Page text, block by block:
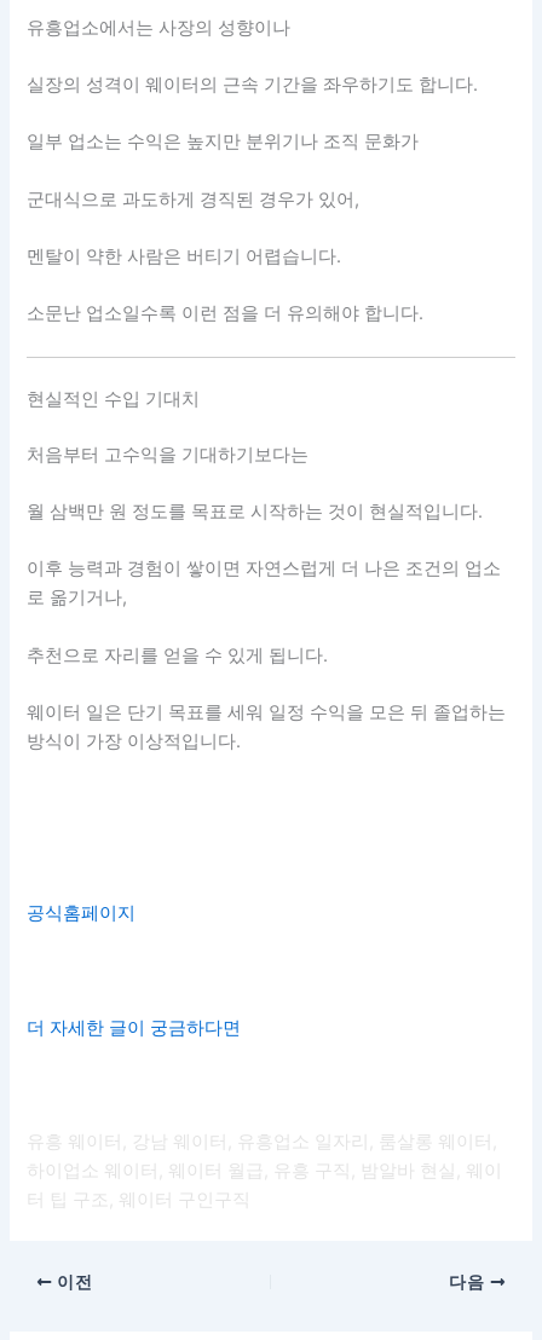
유흥업소에서는 사장의 성향이나
실장의 성격이 웨이터의 근속 기간을 좌우하기도 합니다.
일부 업소는 수익은 높지만 분위기나 조직 문화가
군대식으로 과도하게 경직된 경우가 있어,
멘탈이 약한 사람은 버티기 어렵습니다.
소문난 업소일수록 이런 점을 더 유의해야 합니다.
현실적인 수입 기대치
처음부터 고수익을 기대하기보다는
월 삼백만 원 정도를 목표로 시작하는 것이 현실적입니다.
이후 능력과 경험이 쌓이면 자연스럽게 더 나은 조건의 업소
로 옮기거나,
추천으로 자리를 얻을 수 있게 됩니다.
웨이터 일은 단기 목표를 세워 일정 수익을 모은 뒤 졸업하는
방식이 가장 이상적입니다.
공식홈페이지
더 자세한 글이 궁금하다면
유흥 웨이터, 강남 웨이터, 유흥업소 일자리, 룸살롱 웨이터,
하이업소 웨이터, 웨이터 월급, 유흥 구직, 밤알바 현실, 웨이
터 팁 구조, 웨이터 구인구직
이전 다음